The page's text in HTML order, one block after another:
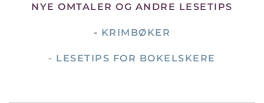
NYE OMTALER OG ANDRE LESETIPS
- KRIMBØKER
- LESETIPS FOR BOKELSKERE